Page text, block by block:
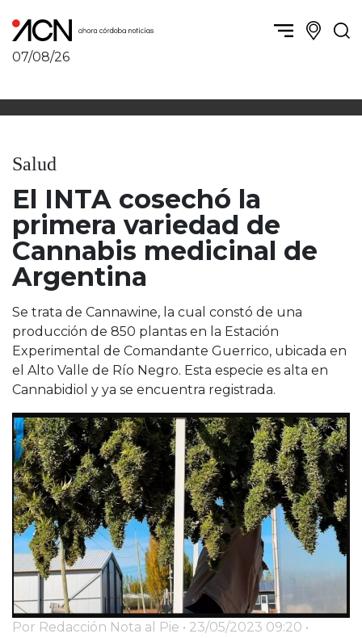
07/08/26
Política y Economía
Córdoba obrera
Ambiente y sustentabilidad
Deportes
Córdoba diverse
Córdoba independiente
Nacionales
Humor
Córdoba, la ciudad
San Francisco y zona
Traslasierra
Punilla / Carlos Paz
Alta Gracia
Marcos Juárez
Valle de Calamuchita
Jesús María y norte
Cruz del Eje
Corredor de Ansenuza
La Carlota y zona
Laboulaye y sur
Bell Ville
Río Tercero
Despeñaderos
Salud
El INTA cosechó la
primera variedad de
Cannabis medicinal de
Argentina
Se trata de Cannawine, la cual constó de una
producción de 850 plantas en la Estación
Experimental de Comandante Guerrico, ubicada en
el Alto Valle de Río Negro. Esta especie es alta en
Cannabidiol y ya se encuentra registrada.
Por Redacción Nota al Pie • 23/05/2023 09:20 •